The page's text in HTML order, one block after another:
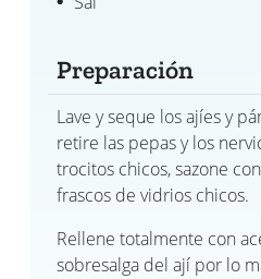
Preparación
Lave y seque los ajíes y
retire las pepas y los
trocitos chicos, sazone
frascos de vidrios chicos.
Rellene totalmente con
sobresalga del ají por lo